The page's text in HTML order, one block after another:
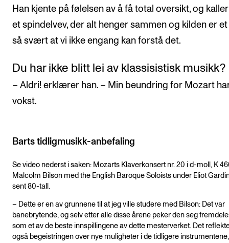
Han kjente på følelsen av å få total oversikt, og
et spindelvev, der alt henger sammen og kilden er
så svært at vi ikke engang kan forstå det.
Du har ikke blitt lei av klassisistisk musikk?
– Aldri! erklærer han. – Min beundring for Mozart
vokst.
Barts tidligmusikk-anbefaling
Se video nederst i saken: Mozarts Klaverkonsert nr. 20 i d-moll, K
Malcolm Bilson med the English Baroque Soloists under Eliot
sent 80-tall.
– Dette er en av grunnene til at jeg ville studere med Bilson: Det var
banebrytende, og selv etter alle disse årene peker den seg
som et av de beste innspillingene av dette mesterverket. Det
også begeistringen over nye muligheter i de tidligere